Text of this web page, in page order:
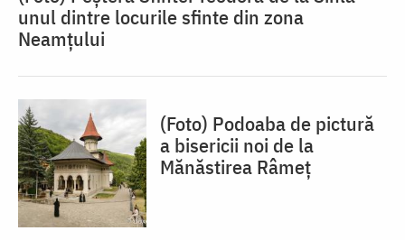
unul dintre locurile sfinte din zona
Neamțului
(Foto) Podoaba de pictură
a bisericii noi de la
Mănăstirea Râmeț